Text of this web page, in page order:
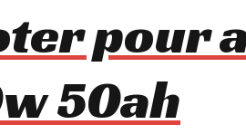
pour
50ah